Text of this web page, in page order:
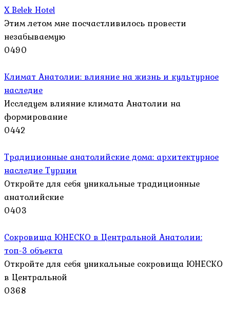
X Belek Hotel
Этим летом мне посчастливилось провести
незабываемую
0490
Климат Анатолии: влияние на жизнь и культурное
наследие
Исследуем влияние климата Анатолии на
формирование
0442
Традиционные анатолийские дома: архитектурное
наследие Турции
Откройте для себя уникальные традиционные
анатолийские
0403
Сокровища ЮНЕСКО в Центральной Анатолии:
топ-3 объекта
Откройте для себя уникальные сокровища ЮНЕСКО
в Центральной
0368